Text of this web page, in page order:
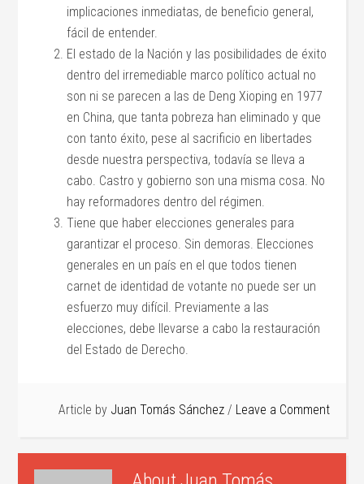
implicaciones inmediatas, de beneficio general,
fácil de entender.
El estado de la Nación y las posibilidades de éxito
dentro del irremediable marco político actual no
son ni se parecen a las de Deng Xioping en 1977
en China, que tanta pobreza han eliminado y que
con tanto éxito, pese al sacrificio en libertades
desde nuestra perspectiva, todavía se lleva a
cabo. Castro y gobierno son una misma cosa. No
hay reformadores dentro del régimen.
Tiene que haber elecciones generales para
garantizar el proceso. Sin demoras. Elecciones
generales en un país en el que todos tienen
carnet de identidad de votante no puede ser un
esfuerzo muy difícil. Previamente a las
elecciones, debe llevarse a cabo la restauración
del Estado de Derecho.
Article by Juan Tomás Sánchez Leave a Comment